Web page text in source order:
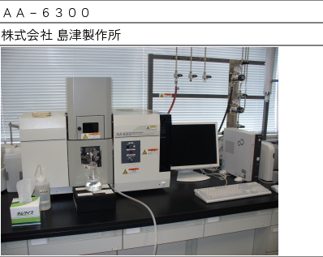
ＡＡ－６３００
株式会社 島津製作所